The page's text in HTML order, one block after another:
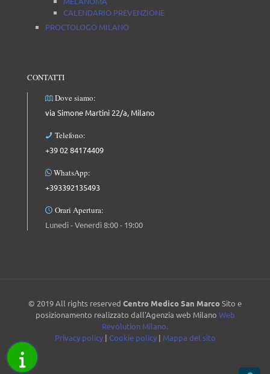
CALENDARIO PREVENZIONE
PROCTOLOGO MILANO
CONTATTI
Dove siamo:
via Simone Martini 22/a, Milano
Telefono:
+39 02 84174409
WhatsApp:
+393392135493
Orari Apertura:
Lunedì - Venerdì 8:00 - 19:00
© 2019 All rights reserved Centro Medico San MarcoSito e
posizionamento realizzato dall'Agenzia web Milano Web
Revolution Milano.
Privacy policy| Cookie policy| Mappa del sito